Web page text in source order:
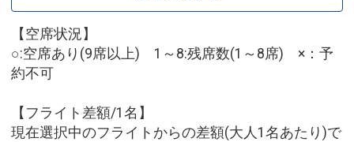
【空席状況】
○:空席あり(9席以上) 1～8:残席数(1～8席) ×：予
約不可
【フライト差額/1名】
現在選択中のフライトからの差額(大人1名あたり)で